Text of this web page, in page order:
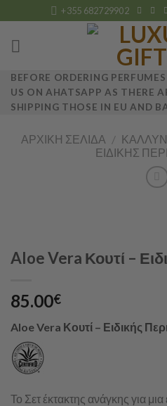
to
content
+355 682729902
BEFORE ORDERING
US ON AHATSAPP AS THERE
SHIPPING THOSE IN EU AND
ΑΡΧΙΚΉ ΣΕΛΊΔΑ /
ΕΙΔΙΚΉΣ
Aloe Vera Κουτί –
85.00€
Aloe Vera Κουτί – Ειδικής
Το Σετ έκτακτης ανάγκης για